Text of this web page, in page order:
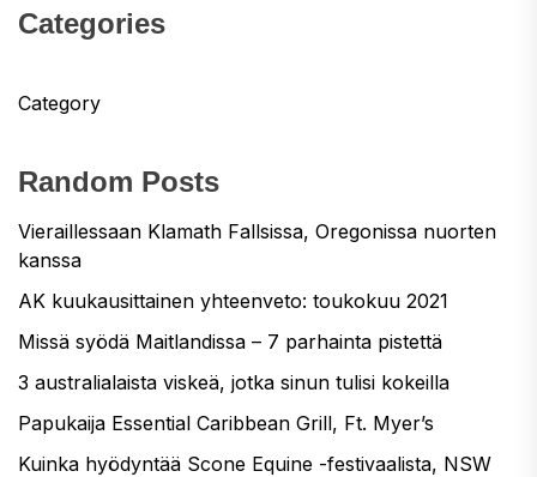
Categories
Category
Random Posts
Vieraillessaan Klamath Fallsissa, Oregonissa nuorten
kanssa
AK kuukausittainen yhteenveto: toukokuu 2021
Missä syödä Maitlandissa – 7 parhainta pistettä
3 australialaista viskeä, jotka sinun tulisi kokeilla
Papukaija Essential Caribbean Grill, Ft. Myer’s
Kuinka hyödyntää Scone Equine -festivaalista, NSW